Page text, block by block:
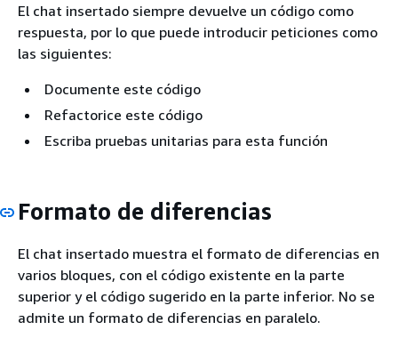
El chat insertado siempre devuelve un código como
respuesta, por lo que puede introducir peticiones como
las siguientes:
Documente este código
Refactorice este código
Escriba pruebas unitarias para esta función
Formato de diferencias
El chat insertado muestra el formato de diferencias en
varios bloques, con el código existente en la parte
superior y el código sugerido en la parte inferior. No se
admite un formato de diferencias en paralelo.